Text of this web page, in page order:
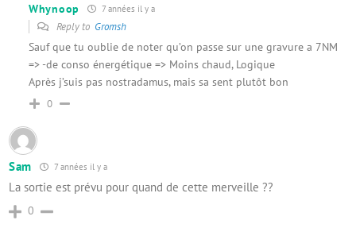
Whynoop 7 années il y a
Reply to Gromsh
Sauf que tu oublie de noter qu’on passe sur une gravure a 7NM
=> -de conso énergétique => Moins chaud, Logique
Après j’suis pas nostradamus, mais sa sent plutôt bon
0
Sam 7 années il y a
La sortie est prévu pour quand de cette merveille ??
0